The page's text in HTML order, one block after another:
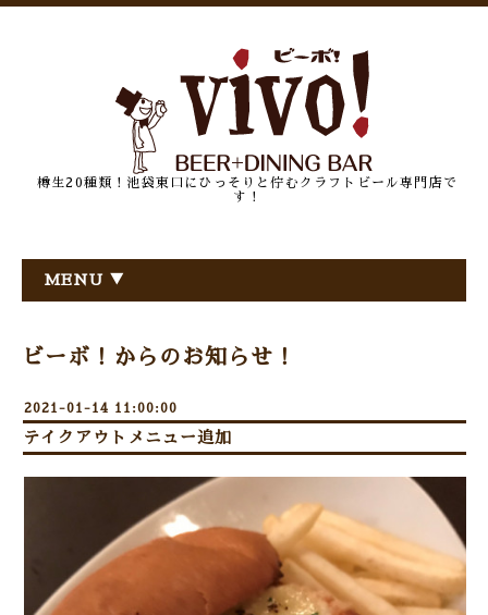
樽生20種類！池袋東口にひっそりと佇むクラフトビール専門店で
す！
MENU ▼
ビーボ！からのお知らせ！
2021-01-14 11:00:00
テイクアウトメニュー追加